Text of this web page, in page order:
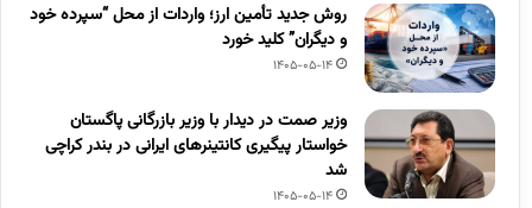
روش جدید تأمین ارز؛ واردات از محل “سپرده خود
و دیگران” کلید خورد
1405-05-14
وزیر صمت در دیدار با وزیر بازرگانی پاگستان
خواستار پیگیری کانتینرهای ایرانی در بندر کراچی
شد
1405-05-14